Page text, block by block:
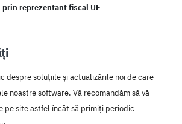
reprezentant fiscal UE
despre soluțiile și actualizările noi de care
noastre software. Vă recomandăm să vă
pe site astfel încât să primiți periodic